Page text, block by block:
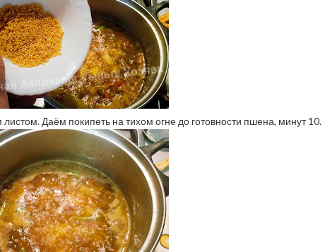
Даём покипеть на тихом огне до готовности пшена, минут 10.